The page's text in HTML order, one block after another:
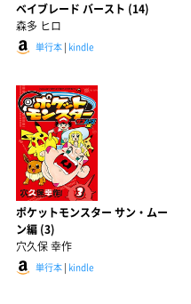
ベイブレード バースト (14)
森多 ヒロ
単行本 | kindle
ポケットモンスター サン・ムー
ン編 (3)
穴久保 幸作
単行本 | kindle